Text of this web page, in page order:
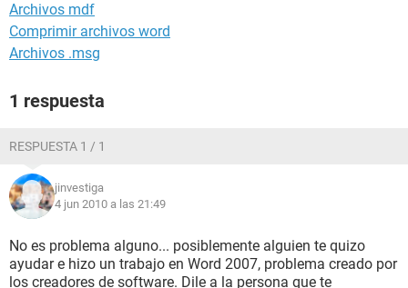
Archivos mdf
Comprimir archivos word
Archivos .msg
1 respuesta
RESPUESTA 1 / 1
jinvestiga
4 jun 2010 a las 21:49
No es problema alguno... posiblemente alguien te quizo
ayudar e hizo un trabajo en Word 2007, problema creado por
los creadores de software. Dile a la persona que te